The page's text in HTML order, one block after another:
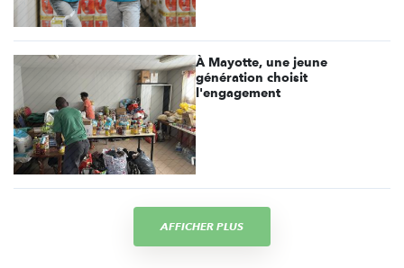
À Mayotte, une jeune
génération choisit
l'engagement
AFFICHER PLUS